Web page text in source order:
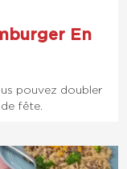
En
pouvez doubler
fête.